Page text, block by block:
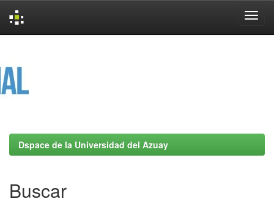
Dspace de la Universidad del Azuay
Buscar